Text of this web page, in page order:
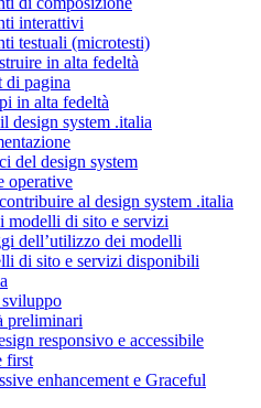
interattivi
testuali (microtesti)
in alta fedeltà
di pagina
in alta fedeltà
design system .italia
del design system
operative
al design system .italia
modelli di sito e servizi
dell’utilizzo dei modelli
di sito e servizi disponibili
preliminari
responsivo e accessibile
first
enhancement e Graceful